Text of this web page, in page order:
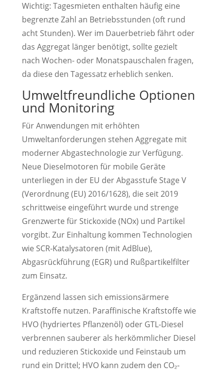
Wichtig: Tagesmieten enthalten häufig eine
begrenzte Zahl an Betriebsstunden (oft rund
acht Stunden). Wer im Dauerbetrieb fährt oder
das Aggregat länger benötigt, sollte gezielt
nach Wochen- oder Monatspauschalen fragen,
da diese den Tagessatz erheblich senken.
Umweltfreundliche Optionen
und Monitoring
Für Anwendungen mit erhöhten
Umweltanforderungen stehen Aggregate mit
moderner Abgastechnologie zur Verfügung.
Neue Dieselmotoren für mobile Geräte
unterliegen in der EU der Abgasstufe Stage V
(Verordnung (EU) 2016/1628), die seit 2019
schrittweise eingeführt wurde und strenge
Grenzwerte für Stickoxide (NOx) und Partikel
vorgibt. Zur Einhaltung kommen Technologien
wie SCR-Katalysatoren (mit AdBlue),
Abgasrückführung (EGR) und Rußpartikelfilter
zum Einsatz.
Ergänzend lassen sich emissionsärmere
Kraftstoffe nutzen. Paraffinische Kraftstoffe wie
HVO (hydriertes Pflanzenöl) oder GTL-Diesel
verbrennen sauberer als herkömmlicher Diesel
und reduzieren Stickoxide und Feinstaub um
rund ein Drittel; HVO kann zudem den CO₂-